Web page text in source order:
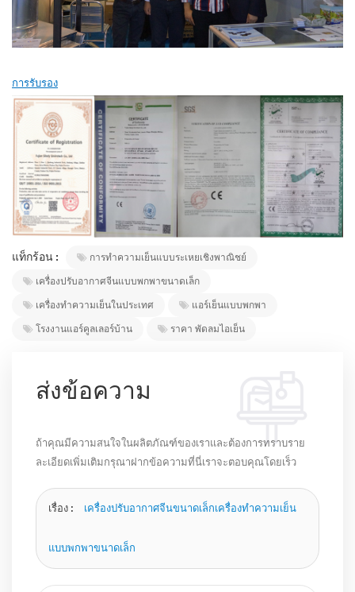
การรับรอง
แท็กร้อน :
การทำความเย็นแบบระเหยเชิงพาณิชย์
เครื่องปรับอากาศจีนแบบพกพาขนาดเล็ก
เครื่องทำความเย็นในประเทศ
แอร์เย็นแบบพกพา
โรงงานแอร์คูลเลอร์บ้าน
ราคา พัดลมไอเย็น
ส่งข้อความ
ถ้าคุณมีความสนใจในผลิตภัณฑ์ของเราและต้องการทราบราย
ละเอียดเพิ่มเติมกรุณาฝากข้อความที่นี่เราจะตอบคุณโดยเร็ว
เรื่อง : เครื่องปรับอากาศจีนขนาดเล็กเครื่องทำความเย็น
แบบพกพาขนาดเล็ก